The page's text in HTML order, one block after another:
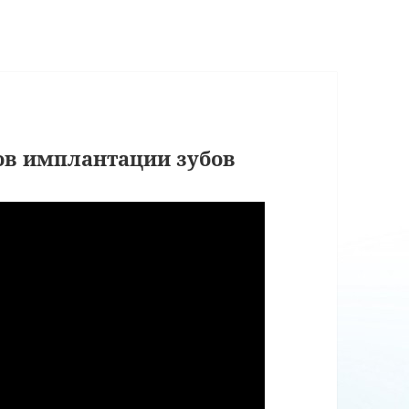
имплантации зубов